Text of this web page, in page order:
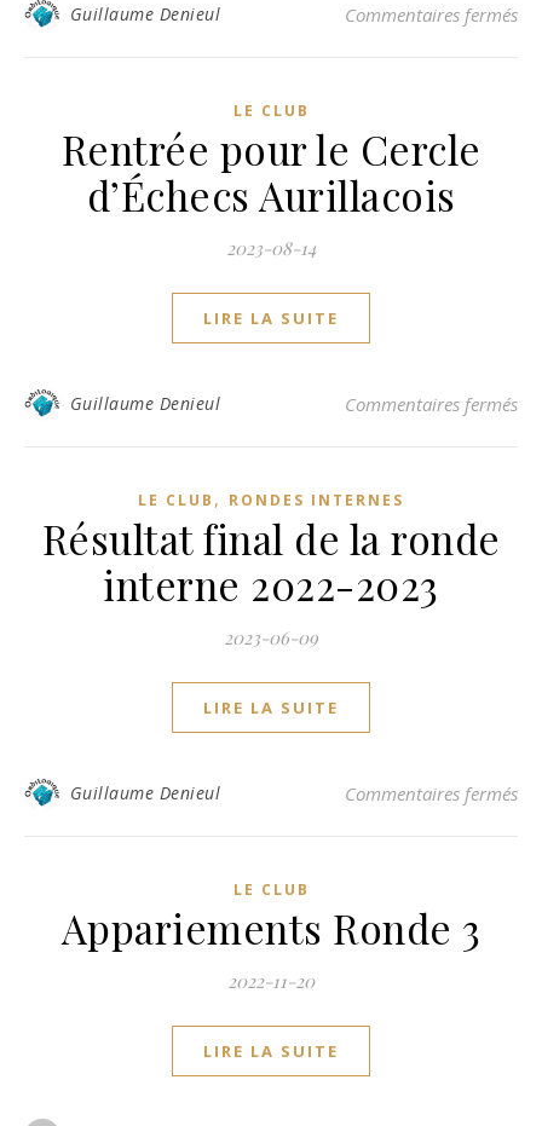
Guillaume Denieul Commentaires fermés
LE CLUB
Rentrée pour le Cercle
d’Échecs Aurillacois
2023-08-14
LIRE LA SUITE
Guillaume Denieul Commentaires fermés
LE CLUB , RONDES INTERNES
Résultat final de la ronde
interne 2022-2023
2023-06-09
LIRE LA SUITE
Guillaume Denieul Commentaires fermés
LE CLUB
Appariements Ronde 3
2022-11-20
LIRE LA SUITE